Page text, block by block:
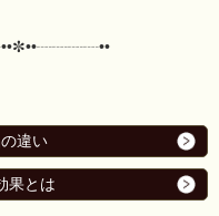
違い
果とは